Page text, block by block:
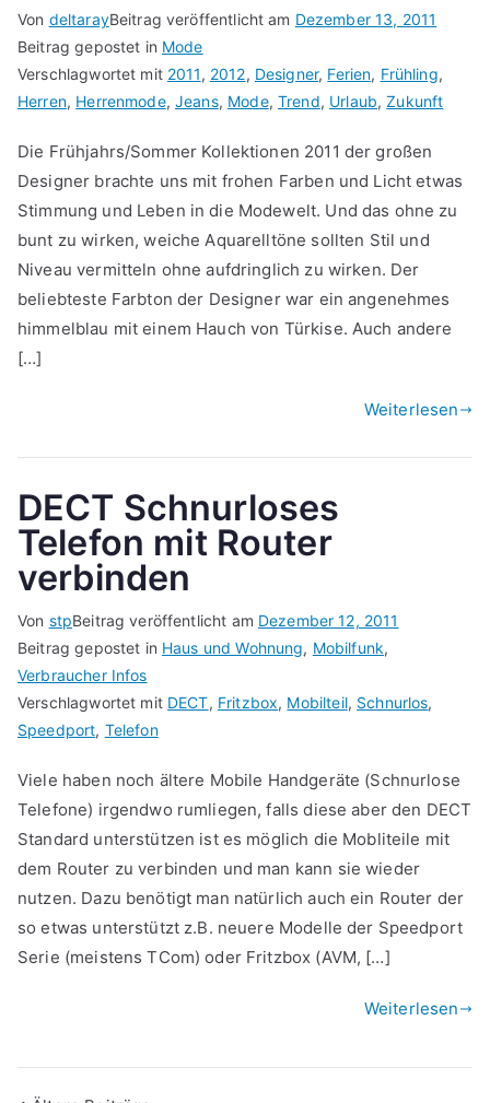
Von deltarayBeitrag veröffentlicht am Dezember 13, 2011
Beitrag gepostet in Mode
Verschlagwortet mit 2011, 2012, Designer, Ferien, Frühling,
Herren, Herrenmode,Jeans, Mode,Trend, Urlaub,Zukunft
Die Frühjahrs/Sommer Kollektionen 2011 der großen
Designer brachte uns mit frohen Farben und Licht etwas
Stimmung und Leben in die Modewelt. Und das ohne zu
bunt zu wirken, weiche Aquarelltöne sollten Stil und
Niveau vermitteln ohne aufdringlich zu wirken. Der
beliebteste Farbton der Designer war ein angenehmes
himmelblau mit einem Hauch von Türkise. Auch andere
[…]
Weiterlesen
DECT Schnurloses
Telefon mit Router
verbinden
Von stpBeitrag veröffentlicht am Dezember 12, 2011
Beitrag gepostet in Haus und Wohnung, Mobilfunk,
Verbraucher Infos
Verschlagwortet mit DECT, Fritzbox, Mobilteil, Schnurlos,
Speedport, Telefon
Viele haben noch ältere Mobile Handgeräte (Schnurlose
Telefone) irgendwo rumliegen, falls diese aber den DECT
Standard unterstützen ist es möglich die Mobliteile mit
dem Router zu verbinden und man kann sie wieder
nutzen. Dazu benötigt man natürlich auch ein Router der
so etwas unterstützt z.B. neuere Modelle der Speedport
Serie (meistens TCom) oder Fritzbox (AVM, […]
Weiterlesen